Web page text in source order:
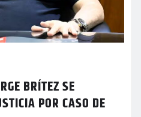
BRÍTEZ SE
POR CASO DE